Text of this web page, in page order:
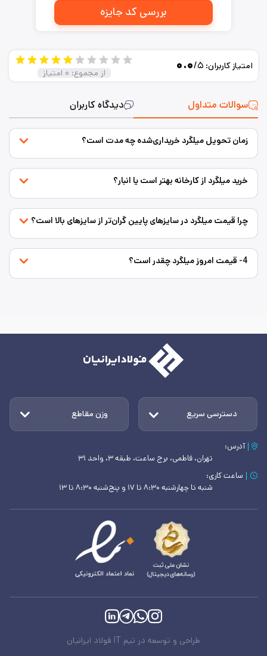
بررسی کد جایزه
سوالات متداول دیدگاه کاربران
امتیاز کاربران: ۰.۰/۵
از مجموع: ۰ امتیاز
زمان تحویل میلگرد خریداری‌شده چه مدت است؟
خرید میلگرد از کارخانه بهتر است یا انبار؟
چرا قیمت میلگرد در سایزهای پایین گران‌تر از سایزهای بالا است؟
4- قیمت امروز میلگرد چقدر است؟
دسترسی سریع وزن مقاطع
آدرس:
تهران، فاطمی، برج ساعت، طبقه ۳، واحد ۳۱
ساعت کاری:
شنبه تا چهارشنبه ۸:۳۰ تا ۱۷ و پنج‌شنبه ۸:۳۰ تا ۱۳
طراحی و توسعه در تیم IT فولاد ایرانیان